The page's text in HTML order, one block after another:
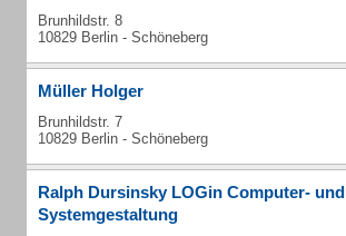
Brunhildstr. 8
10829 Berlin - Schöneberg
Müller Holger
Brunhildstr. 7
10829 Berlin - Schöneberg
Ralph Dursinsky LOGin Computer- und
Systemgestaltung